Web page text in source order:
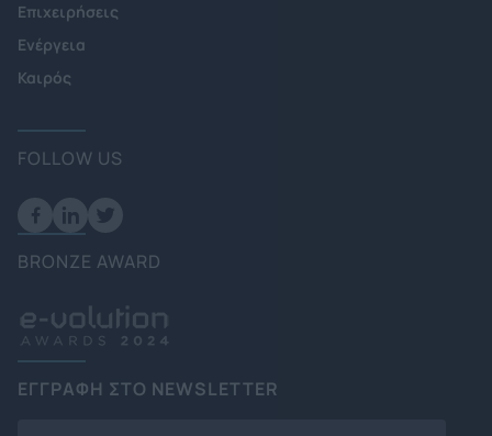
Επιχειρήσεις
Ενέργεια
Καιρός
FOLLOW US
BRONZE AWARD
ΕΓΓΡΑΦΗ ΣΤΟ NEWSLETTER